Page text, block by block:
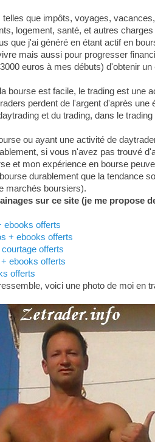
que impôts, voyages,
logement, santé, et autres charges
que j'ai généré en étant actif en
mais aussi pour progresser
euros à mes débuts) d'obtenir
bourse est facile, le trading est une
perdent de l'argent d'après
et du trading, dans le
ou ayant une activité de
si vous n'avez pas trouvé
et mon expérience en bourse
durablement que la tendance
marchés boursiers).
sur ce site (je me propose
ebooks offerts
+ ebooks offerts
offerts
ebooks offerts
offerts
voici une photo de moi en